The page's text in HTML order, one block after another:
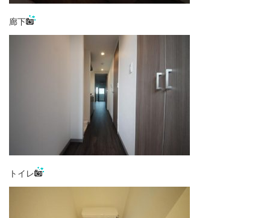
廊下
トイレ